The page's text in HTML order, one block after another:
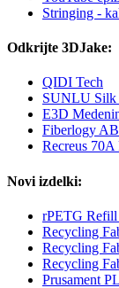
Stringing -
Odkrijte 3DJake:
QIDI Tech
SUNLU Silk
E3D
Fiberlogy
Recreus
Novi izdelki:
rPETG Refill
Recycling
Recycling
Recycling
Prusament